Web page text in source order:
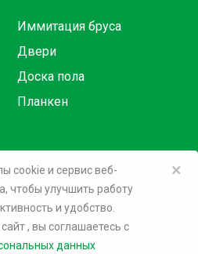
Иммитация бруса
Двери
Доска пола
Планкен
×
cookie и сервис веб-
чтобы улучшить работу
и удобство.
, вы соглашаетесь c
данных